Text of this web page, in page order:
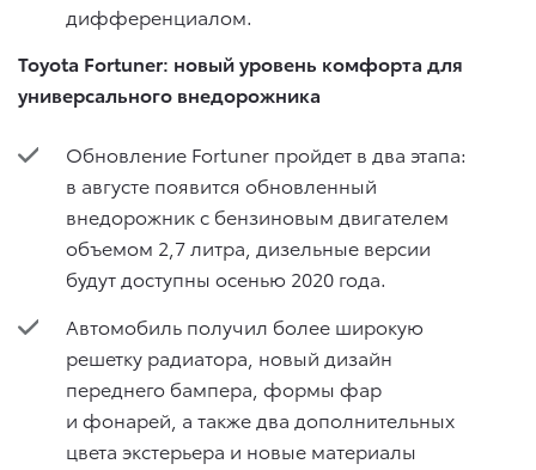
дифференциалом.
Toyota Fortuner: новый уровень комфорта для
универсального внедорожника
Обновление Fortuner пройдет в два этапа:
в августе появится обновленный
внедорожник с бензиновым двигателем
объемом 2,7 литра, дизельные версии
будут доступны осенью 2020 года.
Автомобиль получил более широкую
решетку радиатора, новый дизайн
переднего бампера, формы фар
и фонарей, а также два дополнительных
цвета экстерьера и новые материалы